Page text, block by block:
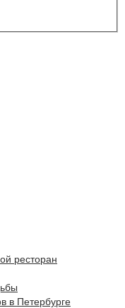
ресторан
в Петербурге